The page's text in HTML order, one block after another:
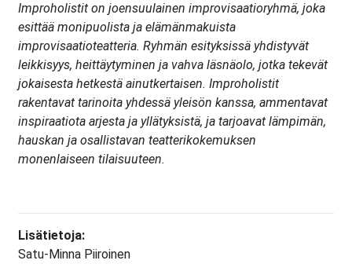
Improholistit on joensuulainen improvisaatioryhmä, joka
esittää monipuolista ja elämänmakuista
improvisaatioteatteria. Ryhmän esityksissä yhdistyvät
leikkisyys, heittäytyminen ja vahva läsnäolo, jotka tekevät
jokaisesta hetkestä ainutkertaisen. Improholistit
rakentavat tarinoita yhdessä yleisön kanssa, ammentavat
inspiraatiota arjesta ja yllätyksistä, ja tarjoavat lämpimän,
hauskan ja osallistavan teatterikokemuksen
monenlaiseen tilaisuuteen.
Lisätietoja:
Satu-Minna Piiroinen